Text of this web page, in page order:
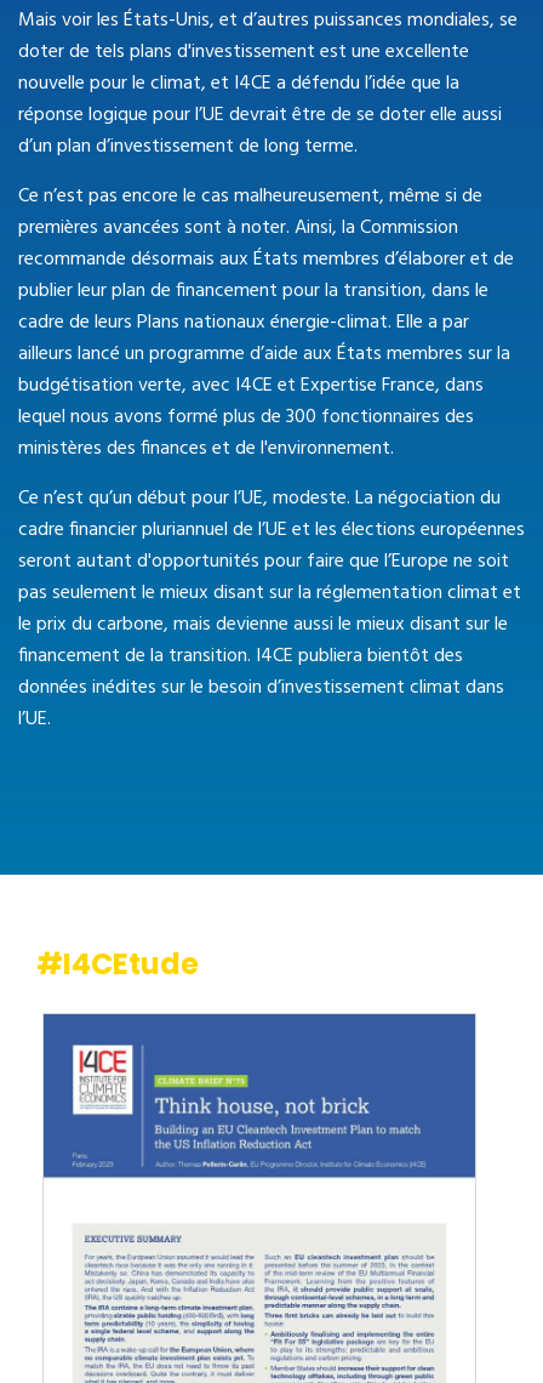
Mais voir les États-Unis, et d’autres puissances mondiales, se
doter de tels plans d'investissement est une excellente
nouvelle pour le climat, et I4CE a défendu l’idée que la
réponse logique pour l’UE devrait être de se doter elle aussi
d’un plan d’investissement de long terme.
Ce n’est pas encore le cas malheureusement, même si de
premières avancées sont à noter. Ainsi, la Commission
recommande désormais aux États membres d’élaborer et de
publier leur plan de financement pour la transition, dans le
cadre de leurs Plans nationaux énergie-climat. Elle a par
ailleurs lancé un programme d’aide aux États membres sur la
budgétisation verte, avec I4CE et Expertise France, dans
lequel nous avons formé plus de 300 fonctionnaires des
ministères des finances et de l'environnement.
Ce n’est qu’un début pour l’UE, modeste. La négociation du
cadre financier pluriannuel de l’UE et les élections européennes
seront autant d'opportunités pour faire que l’Europe ne soit
pas seulement le mieux disant sur la réglementation climat et
le prix du carbone, mais devienne aussi le mieux disant sur le
financement de la transition. I4CE publiera bientôt des
données inédites sur le besoin d’investissement climat dans
l’UE.
#I4CEtude